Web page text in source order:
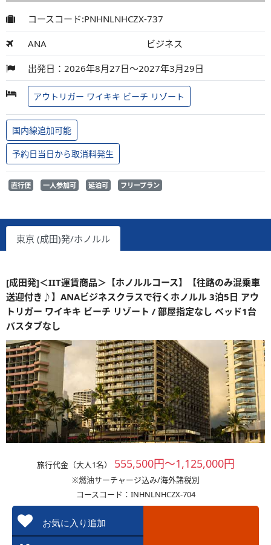
コースコード:PNHNLNHCZX-737
ANA ビジネス
出発日：2026年8月27日～2027年3月29日
アウトリガー ワイキキ ビーチ リゾート
国内線追加可能
予約日当日から取消料発生
直行便 一人参加可 延泊可 フリープラン
東京 (成田)発/ホノルル
[成田発]＜IIT運賃商品＞【ホノルルコース】【往路のみ混乗車
送迎付き♪】ANAビジネスクラスで行くホノルル 3泊5日 アウ
トリガー ワイキキ ビーチ リゾート / 部屋指定なし ベッド1台
バスタブなし
旅行代金（大人1名） 555,500円～1,125,000円
※燃油サーチャージ込み/海外諸税別
コースコード：INHNLNHCZX-704
お気に入り追加